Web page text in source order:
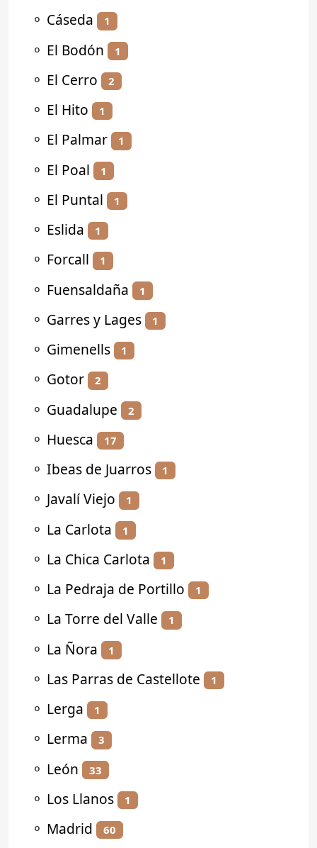
⚬ Cáseda 1
⚬ El Bodón 1
⚬ El Cerro 2
⚬ El Hito 1
⚬ El Palmar 1
⚬ El Poal 1
⚬ El Puntal 1
⚬ Eslida 1
⚬ Forcall 1
⚬ Fuensaldaña 1
⚬ Garres y Lages 1
⚬ Gimenells 1
⚬ Gotor 2
⚬ Guadalupe 2
⚬ Huesca 17
⚬ Ibeas de Juarros 1
⚬ Javalí Viejo 1
⚬ La Carlota 1
⚬ La Chica Carlota 1
⚬ La Pedraja de Portillo 1
⚬ La Torre del Valle 1
⚬ La Ñora 1
⚬ Las Parras de Castellote 1
⚬ Lerga 1
⚬ Lerma 3
⚬ León 33
⚬ Los Llanos 1
⚬ Madrid 60